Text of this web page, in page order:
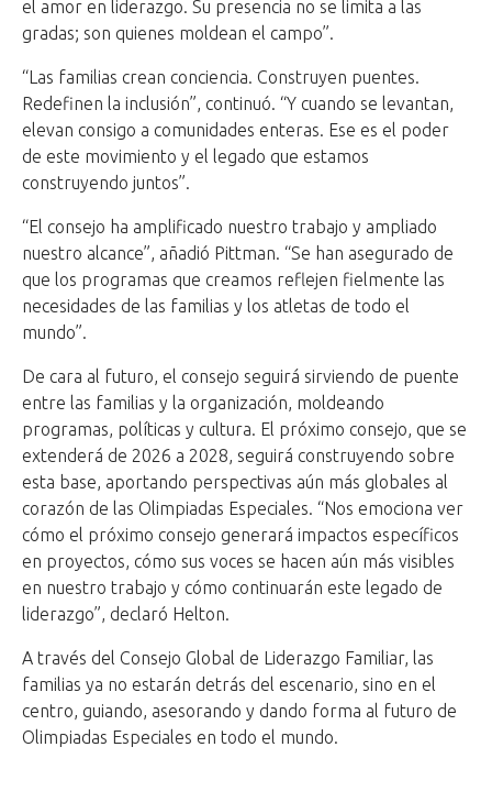
el amor en liderazgo. Su presencia no se limita a las
gradas; son quienes moldean el campo”.
“Las familias crean conciencia. Construyen puentes.
Redefinen la inclusión”, continuó. “Y cuando se levantan,
elevan consigo a comunidades enteras. Ese es el poder
de este movimiento y el legado que estamos
construyendo juntos”.
“El consejo ha amplificado nuestro trabajo y ampliado
nuestro alcance”, añadió Pittman. “Se han asegurado de
que los programas que creamos reflejen fielmente las
necesidades de las familias y los atletas de todo el
mundo”.
De cara al futuro, el consejo seguirá sirviendo de puente
entre las familias y la organización, moldeando
programas, políticas y cultura. El próximo consejo, que se
extenderá de 2026 a 2028, seguirá construyendo sobre
esta base, aportando perspectivas aún más globales al
corazón de las Olimpiadas Especiales. “Nos emociona ver
cómo el próximo consejo generará impactos específicos
en proyectos, cómo sus voces se hacen aún más visibles
en nuestro trabajo y cómo continuarán este legado de
liderazgo”, declaró Helton.
A través del Consejo Global de Liderazgo Familiar, las
familias ya no estarán detrás del escenario, sino en el
centro, guiando, asesorando y dando forma al futuro de
Olimpiadas Especiales en todo el mundo.